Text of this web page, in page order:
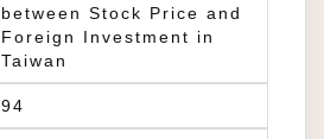
between Stock Price and
Foreign Investment in
Taiwan
94